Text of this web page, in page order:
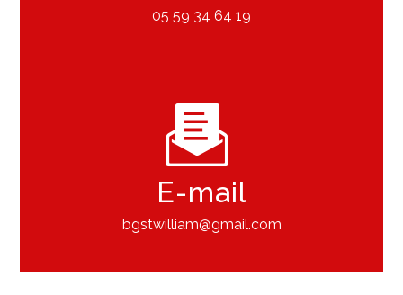
05 59 34 64 19
E-mail
bgstwilliam@gmail.com